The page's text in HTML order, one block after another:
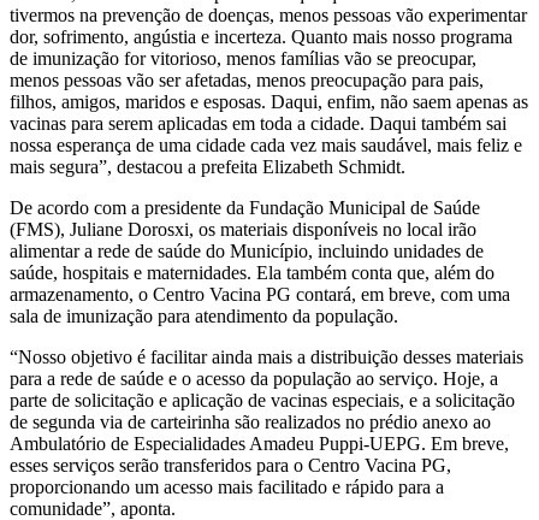
tivermos na prevenção de doenças, menos pessoas vão experimentar
dor, sofrimento, angústia e incerteza. Quanto mais nosso programa
de imunização for vitorioso, menos famílias vão se preocupar,
menos pessoas vão ser afetadas, menos preocupação para pais,
filhos, amigos, maridos e esposas. Daqui, enfim, não saem apenas as
vacinas para serem aplicadas em toda a cidade. Daqui também sai
nossa esperança de uma cidade cada vez mais saudável, mais feliz e
mais segura”, destacou a prefeita Elizabeth Schmidt.
De acordo com a presidente da Fundação Municipal de Saúde
(FMS), Juliane Dorosxi, os materiais disponíveis no local irão
alimentar a rede de saúde do Município, incluindo unidades de
saúde, hospitais e maternidades. Ela também conta que, além do
armazenamento, o Centro Vacina PG contará, em breve, com uma
sala de imunização para atendimento da população.
“Nosso objetivo é facilitar ainda mais a distribuição desses materiais
para a rede de saúde e o acesso da população ao serviço. Hoje, a
parte de solicitação e aplicação de vacinas especiais, e a solicitação
de segunda via de carteirinha são realizados no prédio anexo ao
Ambulatório de Especialidades Amadeu Puppi-UEPG. Em breve,
esses serviços serão transferidos para o Centro Vacina PG,
proporcionando um acesso mais facilitado e rápido para a
comunidade”, aponta.